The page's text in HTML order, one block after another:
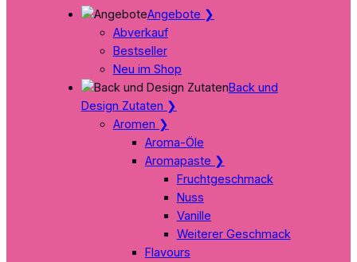
Angebote ❯
Abverkauf
Bestseller
Neu im Shop
Back und
Design Zutaten ❯
Aromen ❯
Aroma-Öle
Aromapaste ❯
Fruchtgeschmack
Nuss
Vanille
Weiterer Geschmack
Flavours